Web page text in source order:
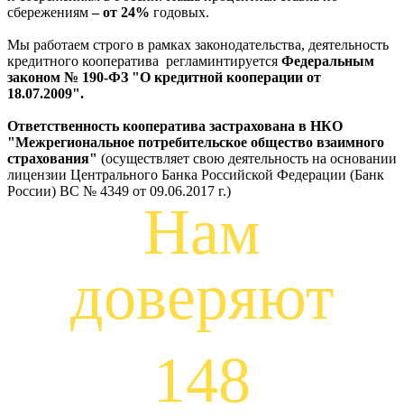
сбережениям– от 24% годовых.
Мы работаем строго в рамках законодательства, деятельность
кредитного кооператива регламинтируется Федеральным
законом № 190-ФЗ "О кредитной кооперации от
18.07.2009".
Ответственность кооператива застрахована в НКО
"Межрегиональное потребительское общество взаимного
страхования" (осуществляет свою деятельность на основании
лицензии Центрального Банка Российской Федерации (Банк
России) ВС № 4349 от 09.06.2017 г.)
Нам
доверяют
148